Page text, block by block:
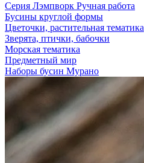
Серия Лэмпворк Ручная работа
Бусины круглой формы
Цветочки, растительная тематика
Зверята, птички, бабочки
Морская тематика
Предметный мир
Наборы бусин Мурано